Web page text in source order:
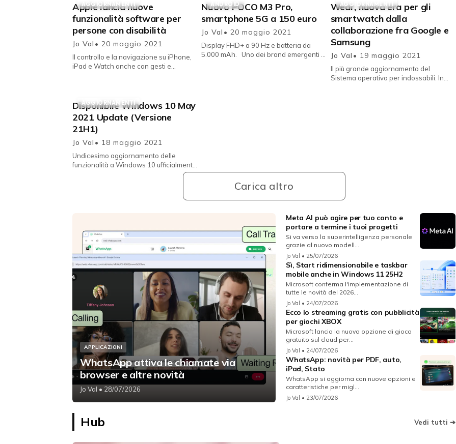
AGGIORNAMENTI
Apple lancia nuove
funzionalità software per
persone con disabilità
Jo Val• 20 maggio 2021
Il controllo e la navigazione su iPhone,
iPad e Watch anche con gesti e
ANDROID
Nuovo POCO M3 Pro,
smartphone 5G a 150 euro
Jo Val• 20 maggio 2021
Display FHD+ a 90 Hz e batteria da
5.000 mAh. Uno dei brand emergenti e
AGGIORNAMENTI
Wear, nuova era per gli
smartwatch dalla
collaborazione fra Google e
Samsung
Jo Val• 19 maggio 2021
Il più grande aggiornamento del
Sistema operativo per indossabili. In
AGGIORNAMENTI
Disponibile Windows 10 May
2021 Update (Versione
21H1)
Jo Val• 18 maggio 2021
Undicesimo aggiornamento delle
funzionalità a Windows 10 ufficialmente
Carica altro
APPLICAZIONI
WhatsApp attiva le chiamate via
browser e altre novità
Jo Val • 28/07/2026
Meta AI può agire per tuo conto e
portare a termine i tuoi progetti
Si va verso la superintelligenza personale
grazie al nuovo modell...
Jo Val • 25/07/2026
Sì, Start ridimensionabile e taskbar
mobile anche in Windows 11 25H2
Microsoft conferma l'implementazione di
tutte le novità del 2026...
Jo Val • 24/07/2026
Ecco lo streaming gratis con pubblicità
per giochi XBOX
Microsoft lancia la nuova opzione di gioco
gratuito sul cloud per...
Jo Val • 24/07/2026
WhatsApp: novità per PDF, auto,
iPad, Stato
WhatsApp si aggiorna con nuove opzioni e
caratteristiche per migl...
Jo Val • 23/07/2026
Hub Vedi tutti ➔